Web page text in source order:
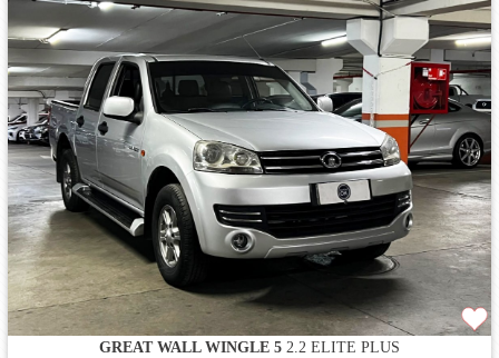
GREAT WALL WINGLE 52.2 ELITE PLUS